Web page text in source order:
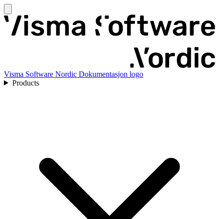
Visma Software Nordic Dokumentasjon logo
Products